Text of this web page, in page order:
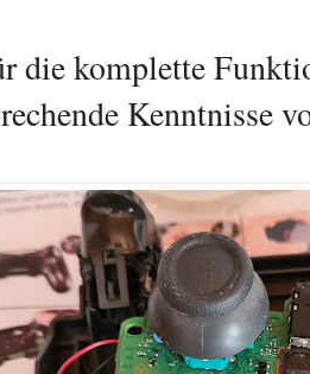
die komplette
Kenntnisse